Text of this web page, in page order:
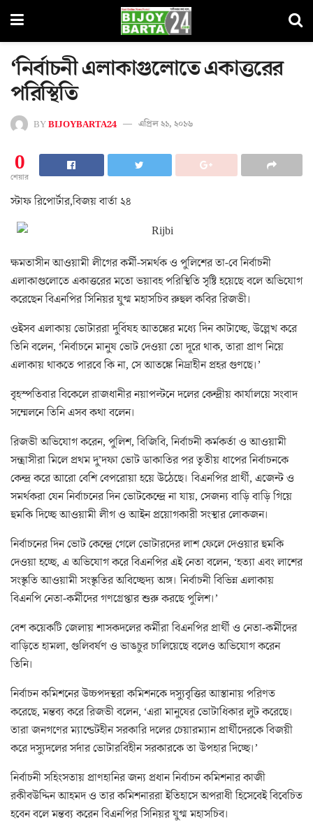
‘নির্বাচনী এলাকাগুলোতে একাত্তরের
পরিস্থিতি
BYBIJOYBARTA24 এপ্রিল ২১, ২০১৬
0
শেয়ার
স্টাফ রিপোর্টার,বিজয় বার্তা ২৪
ক্ষমতাসীন আওয়ামী লীগের কর্মী-সমর্থক ও পুলিশের তা-বে নির্বাচনী
এলাকাগুলোতে একাত্তরের মতো ভয়াবহ পরিস্থিতি সৃষ্টি হয়েছে বলে অভিযোগ
করেছেন বিএনপির সিনিয়র যুগ্ম মহাসচিব রুহুল কবির রিজভী।
ওইসব এলাকায় ভোটাররা দুর্বিষহ আতঙ্কের মধ্যে দিন কাটাচ্ছে, উল্লেখ করে
তিনি বলেন, ‘নির্বাচনে মানুষ ভোট দেওয়া তো দূরে থাক, তারা প্রাণ নিয়ে
এলাকায় থাকতে পারবে কি না, সে আতঙ্কে নিদ্রাহীন প্রহর গুণছে।’
বৃহস্পতিবার বিকেলে রাজধানীর নয়াপল্টনে দলের কেন্দ্রীয় কার্যালয়ে সংবাদ
সম্মেলনে তিনি এসব কথা বলেন।
রিজভী অভিযোগ করেন, পুলিশ, বিজিবি, নির্বাচনী কর্মকর্তা ও আওয়ামী
সন্ত্রাসীরা মিলে প্রথম দু’দফা ভোট ডাকাতির পর তৃতীয় ধাপের নির্বাচনকে
কেন্দ্র করে আরো বেশি বেপরোয়া হয়ে উঠেছে। বিএনপির প্রার্থী, এজেন্ট ও
সমর্থকরা যেন নির্বাচনের দিন ভোটকেন্দ্রে না যায়, সেজন্য বাড়ি বাড়ি গিয়ে
হুমকি দিচ্ছে আওয়ামী লীগ ও আইন প্রয়োগকারী সংস্থার লোকজন।
নির্বাচনের দিন ভোট কেন্দ্রে গেলে ভোটারদের লাশ ফেলে দেওয়ার হুমকি
দেওয়া হচ্ছে, এ অভিযোগ করে বিএনপির এই নেতা বলেন, ‘হত্যা এবং লাশের
সংস্কৃতি আওয়ামী সংস্কৃতির অবিচ্ছেদ্য অঙ্গ। নির্বাচনী বিভিন্ন এলাকায়
বিএনপি নেতা-কর্মীদের গণগ্রেপ্তার শুরু করছে পুলিশ।’
বেশ কয়েকটি জেলায় শাসকদলের কর্মীরা বিএনপির প্রার্থী ও নেতা-কর্মীদের
বাড়িতে হামলা, গুলিবর্ষণ ও ভাঙচুর চালিয়েছে বলেও অভিযোগ করেন
তিনি।
নির্বাচন কমিশনের উচ্চপদস্থরা কমিশনকে দস্যুবৃত্তির আস্তানায় পরিণত
করেছে, মন্তব্য করে রিজভী বলেন, ‘এরা মানুষের ভোটাধিকার লুট করেছে।
তারা জনগণের ম্যান্ডেটহীন সরকারি দলের চেয়ারম্যান প্রার্থীদেরকে বিজয়ী
করে দস্যুদলের সর্দার ভোটারবিহীন সরকারকে তা উপহার দিচ্ছে।’
নির্বাচনী সহিংসতায় প্রাণহানির জন্য প্রধান নির্বাচন কমিশনার কাজী
রকীবউদ্দিন আহমদ ও তার কমিশনাররা ইতিহাসে অপরাধী হিসেবেই বিবেচিত
হবেন বলে মন্তব্য করেন বিএনপির সিনিয়র যুগ্ম মহাসচিব।